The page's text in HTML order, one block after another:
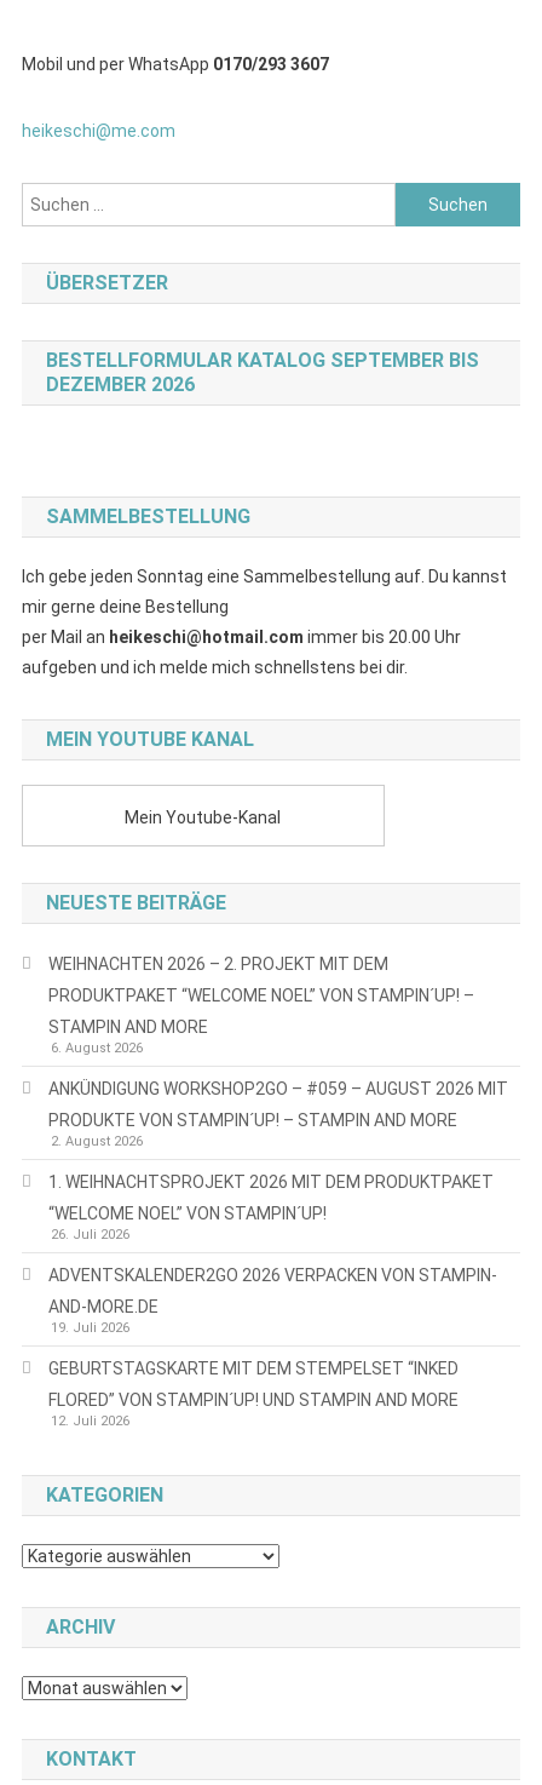
Mobil und per WhatsApp 0170/293 3607
heikeschi@me.com
Suchen
nach:
ÜBERSETZER
BESTELLFORMULAR KATALOG SEPTEMBER BIS
DEZEMBER 2026
SAMMELBESTELLUNG
Ich gebe jeden Sonntag eine Sammelbestellung auf. Du kannst
mir gerne deine Bestellung
per Mail an heikeschi@hotmail.com immer bis 20.00 Uhr
aufgeben und ich melde mich schnellstens bei dir.
MEIN YOUTUBE KANAL
Mein Youtube-Kanal
NEUESTE BEITRÄGE
WEIHNACHTEN 2026 – 2. PROJEKT MIT DEM
PRODUKTPAKET “WELCOME NOEL” VON STAMPIN´UP! –
STAMPIN AND MORE
6. August 2026
ANKÜNDIGUNG WORKSHOP2GO – #059 – AUGUST 2026 MIT
PRODUKTE VON STAMPIN´UP! – STAMPIN AND MORE
2. August 2026
1. WEIHNACHTSPROJEKT 2026 MIT DEM PRODUKTPAKET
“WELCOME NOEL” VON STAMPIN´UP!
26. Juli 2026
ADVENTSKALENDER2GO 2026 VERPACKEN VON STAMPIN-
AND-MORE.DE
19. Juli 2026
GEBURTSTAGSKARTE MIT DEM STEMPELSET “INKED
FLORED” VON STAMPIN´UP! UND STAMPIN AND MORE
12. Juli 2026
KATEGORIEN
Kategorien
ARCHIV
Archiv
KONTAKT